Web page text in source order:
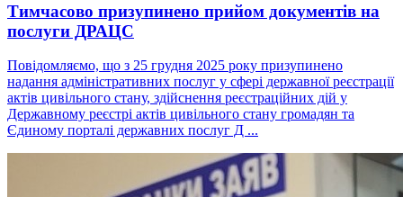
Тимчасово призупинено прийом документів на
послуги ДРАЦС
Повідомляємо, що з 25 грудня 2025 року призупинено
надання адміністративних послуг у сфері державної реєстрації
актів цивільного стану, здійснення реєстраційних дій у
Державному реєстрі актів цивільного стану громадян та
Єдиному порталі державних послуг Д ...